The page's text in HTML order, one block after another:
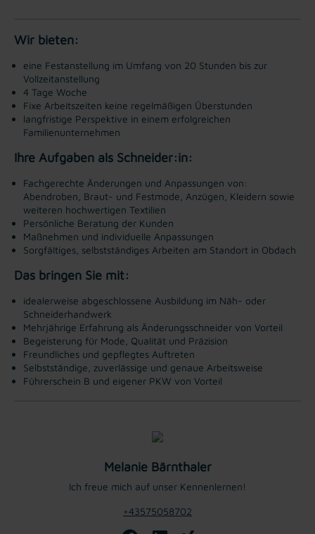
Wir bieten:
eine Festanstellung im Umfang von 20 Stunden bis zur
Vollzeitanstellung
4 Tage Woche
Fixe Arbeitszeiten keine regelmäßigen Überstunden
langfristige Perspektive in einem erfolgreichen
Familienunternehmen
Ihre Aufgaben als Schneider:in:
Fachgerechte Änderungen und Anpassungen von:
Abendroben, Braut- und Festmode, Anzügen, Kleidern sowie
weiteren hochwertigen Textilien
Persönliche Beratung der Kunden
Maßnehmen und individuelle Anpassungen
Sorgfältiges, selbstständiges Arbeiten am Standort in Obdach
Das bringen Sie mit:
idealerweise abgeschlossene Ausbildung im Näh- oder
Schneiderhandwerk
Mehrjährige Erfahrung als Änderungsschneider von Vorteil
Begeisterung für Mode, Qualität und Präzision
Freundliches und gepflegtes Auftreten
Selbstständige, zuverlässige und genaue Arbeitsweise
Führerschein B und eigener PKW von Vorteil
Melanie Bärnthaler
Ich freue mich auf unser Kennenlernen!
+43575058702